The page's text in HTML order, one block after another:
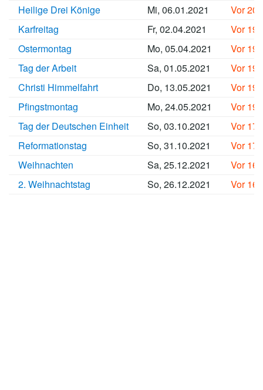
Heilige Drei Könige
Mi, 06.01.2021
Vor
Karfreitag
Fr, 02.04.2021
Vor
Ostermontag
Mo, 05.04.2021
Vor
Tag der Arbeit
Sa, 01.05.2021
Vor
Christi Himmelfahrt
Do, 13.05.2021
Vor
Pfingstmontag
Mo, 24.05.2021
Vor
Tag der Deutschen Einheit
So, 03.10.2021
Vor
Reformationstag
So, 31.10.2021
Vor
Weihnachten
Sa, 25.12.2021
Vor
2. Weihnachtstag
So, 26.12.2021 Vor